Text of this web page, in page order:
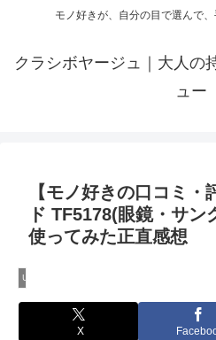
モノ好きが、自分の目で選んで、
クラシボヤージュ｜大人の
ュー
【モノ好きの口コミ
ド TF5178(眼鏡・サ
使ってみた正直感想
Uncategorized
X